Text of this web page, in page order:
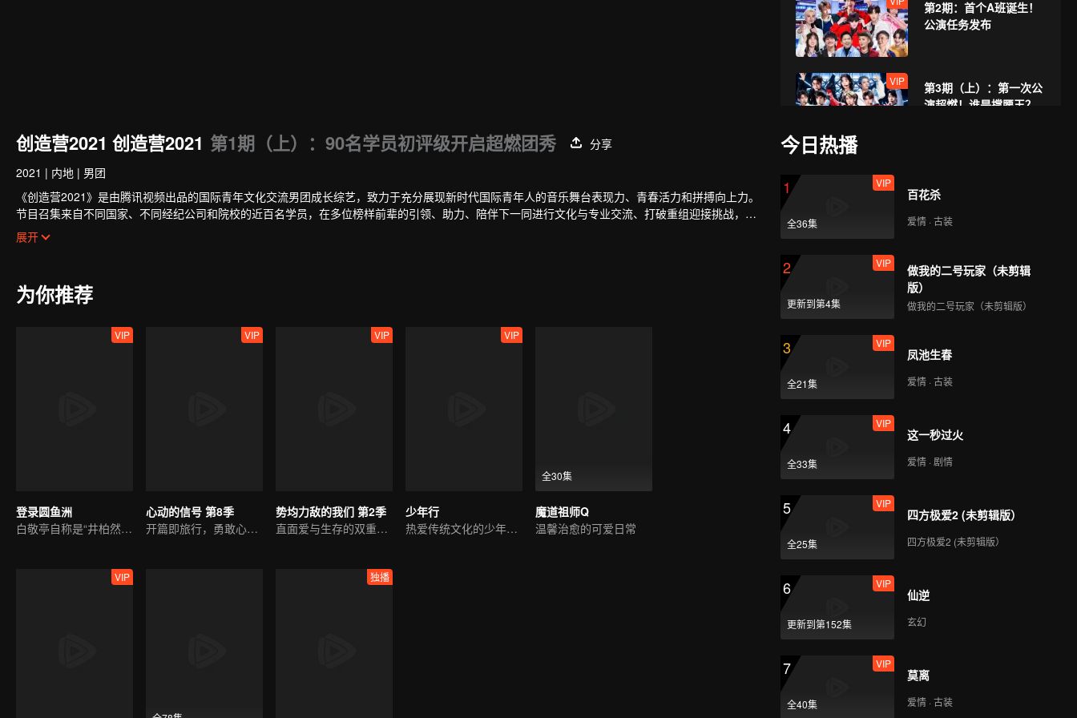
第2期：首个A班诞生！
公演任务发布
VIP
第3期（上）：第一次公
演超燃！谁是撑腰王？
王诞生！R1SE空降
VIP
台中心位诞生
VIP
创学员们颠覆改编
VIP
55人晋级
VIP
见面会回应争议
VIP
演！专业考核舞台霸气
VIP
续！谁是全场撑腰王？
创造营2021 创造营2021 第1期（上）：90名学员初评级开启超燃团秀
分享
2021 | 内地 | 男团
《创造营2021》是由腾讯视频出品的国际青年文化交流男团成长综艺，致力于充分展现新时代国际青年人的音乐舞台表现力、青春活力和拼搏向上力。
节目召集来自不同国家、不同经纪公司和院校的近百名学员，在多位榜样前辈的引领、助力、陪伴下一同进行文化与专业交流、打破重组迎接挑战，一
同探索真我热血追梦。
展开
为你推荐
VIP
登录圆鱼洲
白敬亭自称是“井柏然”？
VIP
心动的信号 第8季
开篇即旅行，勇敢心动吧
VIP
势均力敌的我们 第2季
直面爱与生存的双重挑战
VIP
少年行
热爱传统文化的少年来啦
全30集
魔道祖师Q
温馨治愈的可爱日常
VIP 独播
今日热播
1
全36集
VIP
百花杀
爱情 · 古装
2
更新到第4集
VIP
做我的二号玩家（未剪辑
版）
做我的二号玩家（未剪辑版）
3
全21集
VIP
凤池生春
爱情 · 古装
4
全33集
VIP
这一秒过火
爱情 · 剧情
5
全25集
VIP
四方极爱2 (未剪辑版）
四方极爱2 (未剪辑版）
6
更新到第152集
VIP
仙逆
玄幻
7
全40集
VIP
莫离
爱情 · 古装